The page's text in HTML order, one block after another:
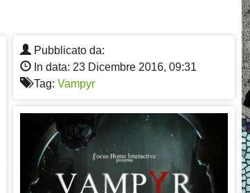
Pubblicato da:
In data: 23 Dicembre 2016, 09:31
Tag: Vampyr